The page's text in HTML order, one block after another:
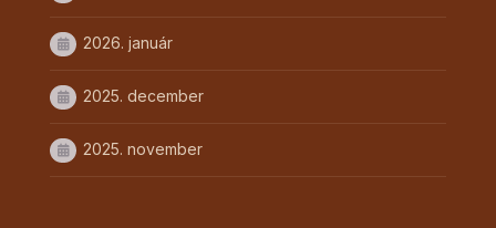
2026. január
2025. december
2025. november